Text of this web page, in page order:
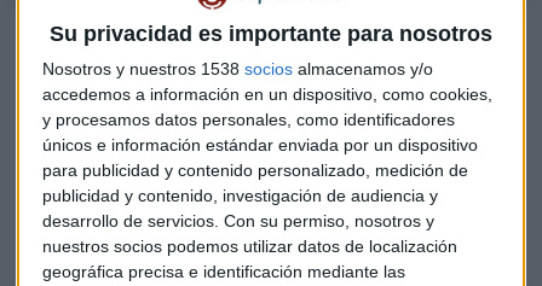
Su privacidad es importante para nosotros
Nosotros y nuestros 1538 socios almacenamos y/o
accedemos a información en un dispositivo, como cookies,
y procesamos datos personales, como identificadores
únicos e información estándar enviada por un dispositivo
para publicidad y contenido personalizado, medición de
publicidad y contenido, investigación de audiencia y
desarrollo de servicios. Con su permiso, nosotros y
nuestros socios podemos utilizar datos de localización
geográfica precisa e identificación mediante las
Barrero ha analizado cuáles son los fondos de inversión más
interesantes en estos momentos para invertir en“el oro
líquido”, el agua,y también en el sector ligado conlas
personas mayoresy su entorno de salud, consumo, ocio o
seguridad.
Entre ellos, fondos de Amundi, Generali, Pictet, BNP o
Robeco: